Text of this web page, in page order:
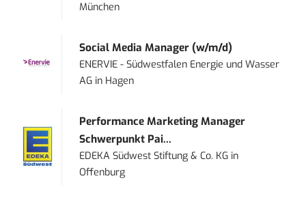
München
Social Media Manager (w/m/d)
ENERVIE - Südwestfalen Energie und Wasser
AG in Hagen
Performance Marketing Manager
Schwerpunkt Pai...
EDEKA Südwest Stiftung & Co. KG in
Offenburg